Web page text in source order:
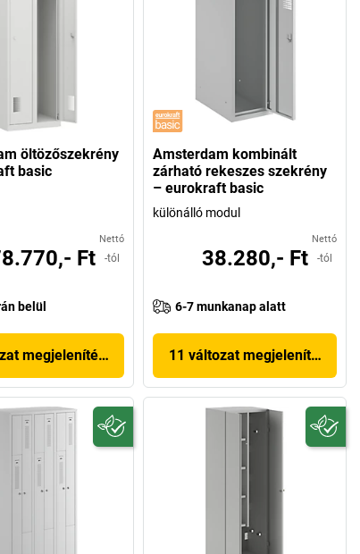
öltözőszekrény
basic
Nettó
Ft -tól
belül
megjelenítése
Amsterdam kombinált
zárható rekeszes szekrény
– eurokraft basic
különálló modul
Nettó
38.280,- Ft -tól
6-7 munkanap alatt
11 változat megjelenítése